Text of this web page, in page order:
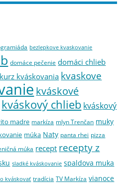
bezlepkove kvaskovanie
domáce pečenie domáci chlieb
kurz kváskovania kvaskove
kváskové
kváskový chlieb kváskový
madre markíza mlyn Trenčan muky
múka Naty panta rhei pizza
múka recept recepty z
sladké kváskovanie spaldova muka
kváskovať tradícia TV Markíza vianoce